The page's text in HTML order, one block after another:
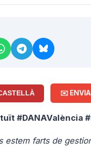
✉️
#DANAValència
estem farts de